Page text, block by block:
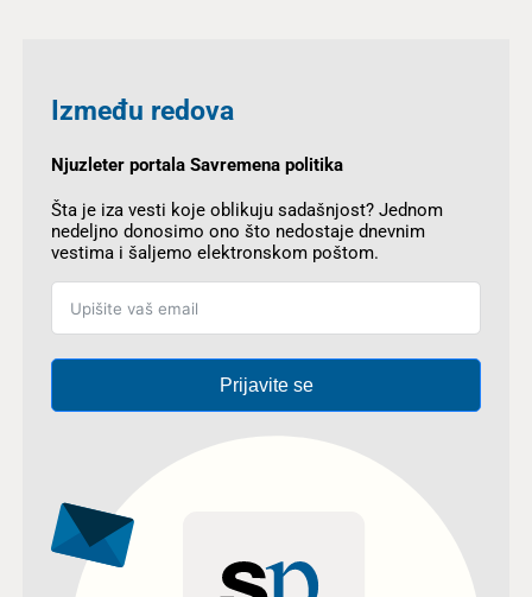
Između redova
Njuzleter portala Savremena politika
Šta je iza vesti koje oblikuju sadašnjost? Jednom
nedeljno donosimo ono što nedostaje dnevnim
vestima i šaljemo elektronskom poštom.
Prijavite se